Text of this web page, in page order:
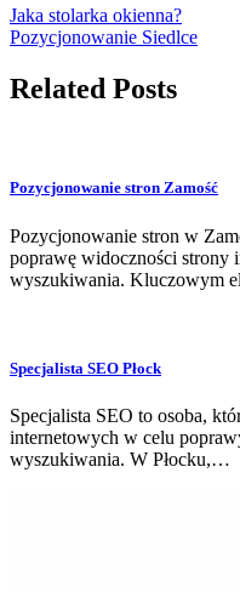
Jaka stolarka okienna?
Pozycjonowanie Siedlce
Related Posts
Pozycjonowanie stron Zamość
Pozycjonowanie stron w
poprawę widoczności strony
wyszukiwania. Kluczowym
Specjalista SEO Płock
Specjalista SEO to osoba,
internetowych w celu
wyszukiwania. W Płocku,…